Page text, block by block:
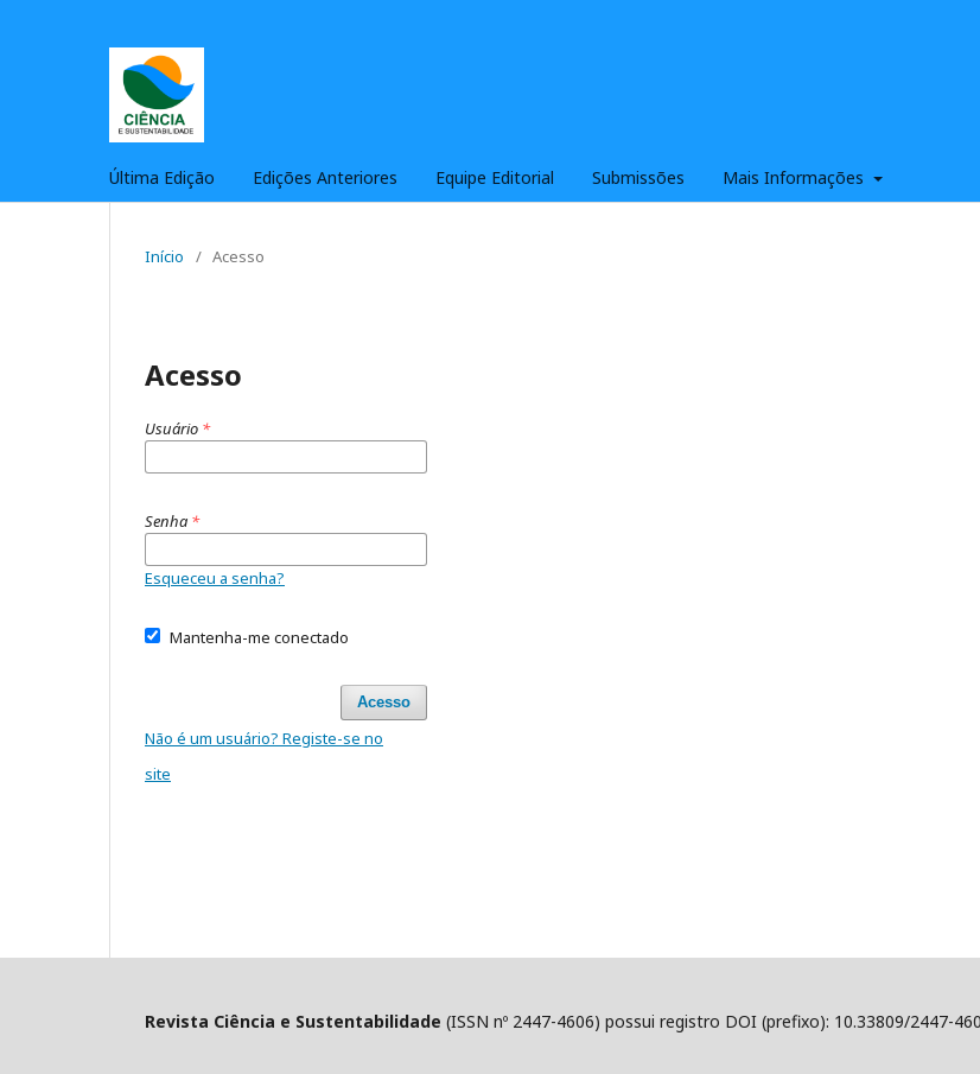
Última Edição Edições Anteriores Equipe Editorial Submissões Mais Informações
Início / Acesso
Acesso
Usuário *
Senha *
Esqueceu a senha?
Mantenha-me conectado
Acesso
Não é um usuário? Registe-se no
site
Revista Ciência e Sustentabilidade (ISSN nº 2447-4606) possui registro DOI (prefixo): 10.33809/2447-